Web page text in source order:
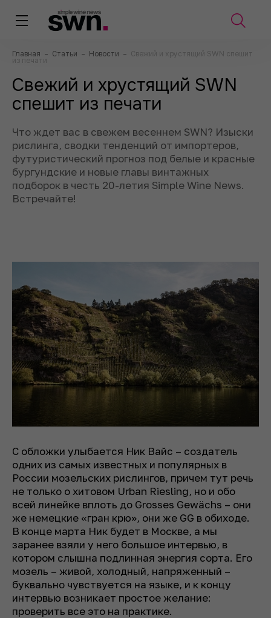
Главная – Статьи – Новости – Свежий и хрустящий SWN спешит
из печати
Свежий и хрустящий SWN
спешит из печати
Что ждет вас в свежем весеннем SWN? Изыски
рислинга, сводки тенденций от импортеров,
футуристический прогноз под белые и красные
бургундские и новые главы винтажных
подборок в честь 20-летия Simple Wine News.
Встречайте!
С обложки улыбается Ник Вайс – создатель
одних из самых известных и популярных в
России мозельских рислингов, причем тут речь
не только о хитовом Urban Riesling, но и обо
всей линейке вплоть до Grosses Gewächs – они
же немецкие «гран крю», они же GG в обиходе.
В конце марта Ник будет в Москве, а мы
заранее взяли у него большое интервью, в
котором слышна подлинная энергия сорта. Его
мозель – живой, холодный, напряженный –
буквально чувствуется на языке, и к концу
интервью возникает простое желание:
проверить все это на практике.